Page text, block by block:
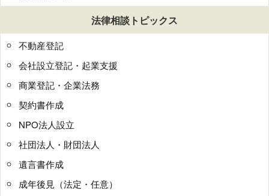
法律相談トピックス
不動産登記
会社設立登記・起業支援
商業登記・企業法務
契約書作成
NPO法人設立
社団法人・財団法人
遺言書作成
成年後見（法定・任意）